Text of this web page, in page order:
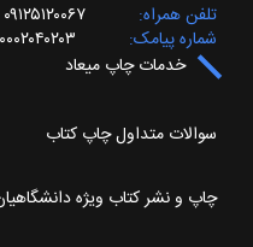
تلفن همراه
۰۹۱۲۵۱۲۰۰۶۷
شماره پیامک
خدمات چاپ میعاد
سوالات متداول چاپ کتاب
چاپ و نشر کتاب ویژه